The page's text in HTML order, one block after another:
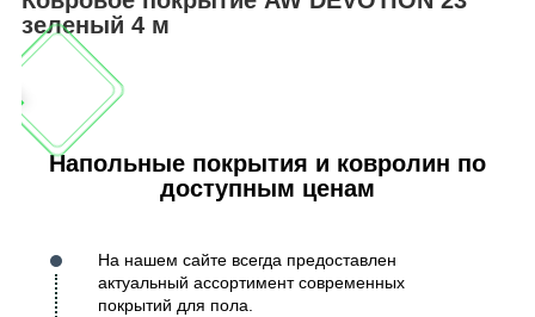
зеленый 4 м
Напольные покрытия и ковролин по
доступным ценам
На нашем сайте всегда предоставлен
актуальный ассортимент современных
покрытий для пола.